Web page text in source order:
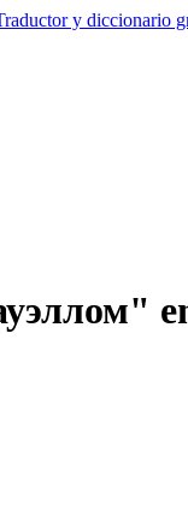
y diccionario